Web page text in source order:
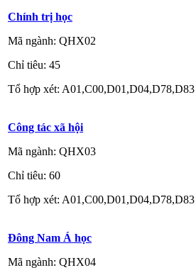
Chính trị học
Mã ngành: QHX02
Chỉ tiêu: 45
Tổ hợp xét: A01,C00,D01,D04,D78,D83
Công tác xã hội
Mã ngành: QHX03
Chỉ tiêu: 60
Tổ hợp xét: A01,C00,D01,D04,D78,D83
Đông Nam Á học
Mã ngành: QHX04